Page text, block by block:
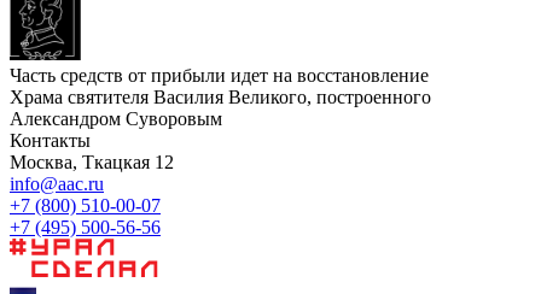
Часть средств от прибыли идет на восстановление
Храма святителя Василия Великого, построенного
Александром Суворовым
Контакты
Москва, Ткацкая 12
info@aac.ru
+7 (800) 510-00-07
+7 (495) 500-56-56